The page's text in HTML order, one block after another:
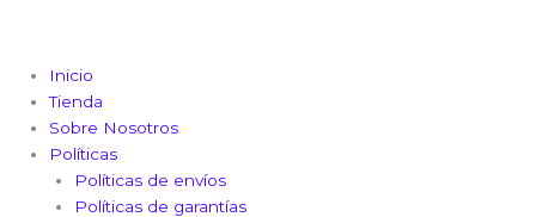
Inicio
Tienda
Sobre Nosotros
Políticas
Políticas de envíos
Políticas de garantías